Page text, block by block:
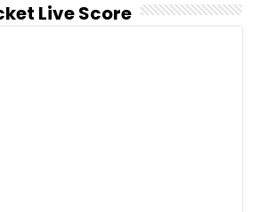
Live Score